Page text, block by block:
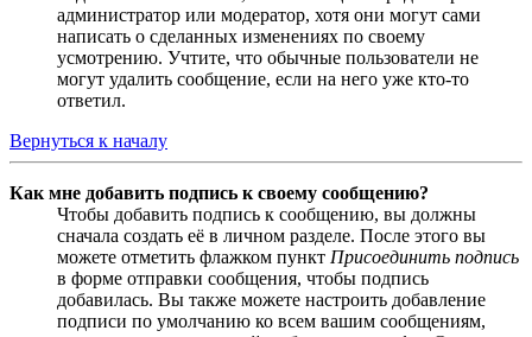
администратор или модератор, хотя они могут сами
написать о сделанных изменениях по своему
усмотрению. Учтите, что обычные пользователи не
могут удалить сообщение, если на него уже кто-то
ответил.
Вернуться к началу
Как мне добавить подпись к своему сообщению?
Чтобы добавить подпись к сообщению, вы должны
сначала создать её в личном разделе. После этого вы
можете отметить флажком пункт Присоединить подпись
в форме отправки сообщения, чтобы подпись
добавилась. Вы также можете настроить добавление
подписи по умолчанию ко всем вашим сообщениям,